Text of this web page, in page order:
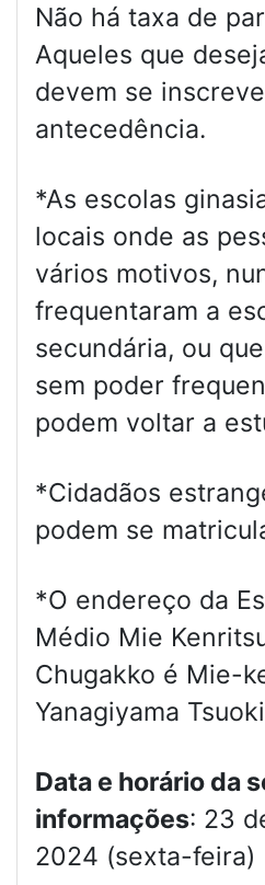
Não há taxa de
Aqueles que
devem se
antecedência.
*As escolas
locais onde as
vários motivos,
frequentaram a
secundária, ou
sem poder
podem voltar a
*Cidadãos
podem se
*O endereço da
Médio Mie
Chugakko é Mie-
Yanagiyama
Data e horário da
informações: 23
2024 (sexta-feira)